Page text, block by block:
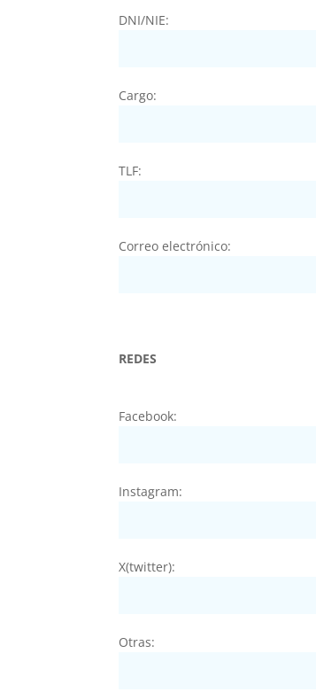
DNI/NIE:
Cargo:
TLF:
Correo electrónico:
REDES
Facebook:
Instagram:
X(twitter):
Otras: